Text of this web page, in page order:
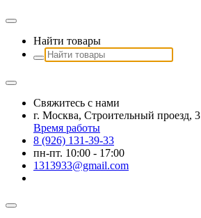
Найти товары
Свяжитесь с нами
г. Москва, Строительный проезд, 3
Время работы
8 (926) 131-39-33
пн-пт. 10:00 - 17:00
1313933@gmail.com